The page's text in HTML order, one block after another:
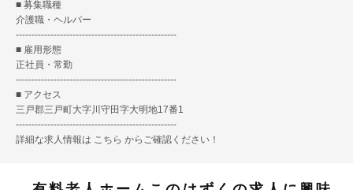
■ 募集職種
介護職・ヘルパー
---------------------------------------------------
■ 雇用形態
正社員・常勤
---------------------------------------------------
■ アクセス
三戸郡三戸町大字川守田字大明地17番1
---------------------------------------------------
詳細な求人情報は こちら からご確認ください！